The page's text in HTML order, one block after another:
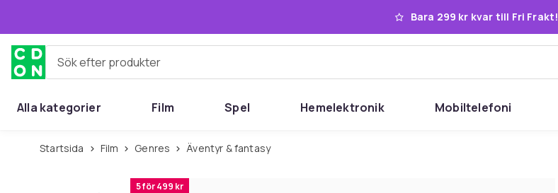
Bara 299 kr kvar till Fri Frakt!
Sök efter produkter
Alla kategorier Film Spel Hemelektronik Mobiltelefoni
Startsida Film Genres Äventyr & fantasy
5 för 499 kr